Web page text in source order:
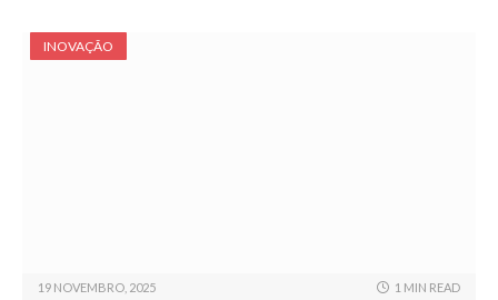
INOVAÇÃO
19 NOVEMBRO, 2025 1 MIN READ